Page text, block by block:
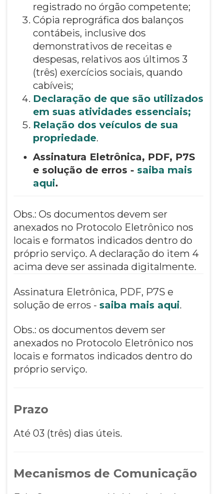
registrado no órgão competente;
Cópia reprográfica dos balanços
contábeis, inclusive dos
demonstrativos de receitas e
despesas, relativos aos últimos 3
(três) exercícios sociais, quando
cabíveis;
Declaração de que são utilizados
em suas atividades essenciais;
Relação dos veículos de sua
propriedade.
Assinatura Eletrônica, PDF, P7S
e solução de erros - saiba mais
aqui.
Obs.: Os documentos devem ser
anexados no Protocolo Eletrônico nos
locais e formatos indicados dentro do
próprio serviço. A declaração do item 4
acima deve ser assinada digitalmente.
Assinatura Eletrônica, PDF, P7S e
solução de erros - saiba mais aqui.
Obs.: os documentos devem ser
anexados no Protocolo Eletrônico nos
locais e formatos indicados dentro do
próprio serviço.
Prazo
Até 03 (três) dias úteis.
Mecanismos de Comunicação